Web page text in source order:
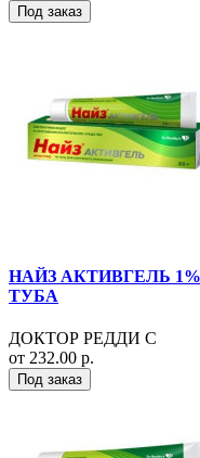
Под заказ
НАЙЗ АКТИВГЕЛЬ
ТУБА
ДОКТОР РЕДДИ С
от 232.00 р.
Под заказ